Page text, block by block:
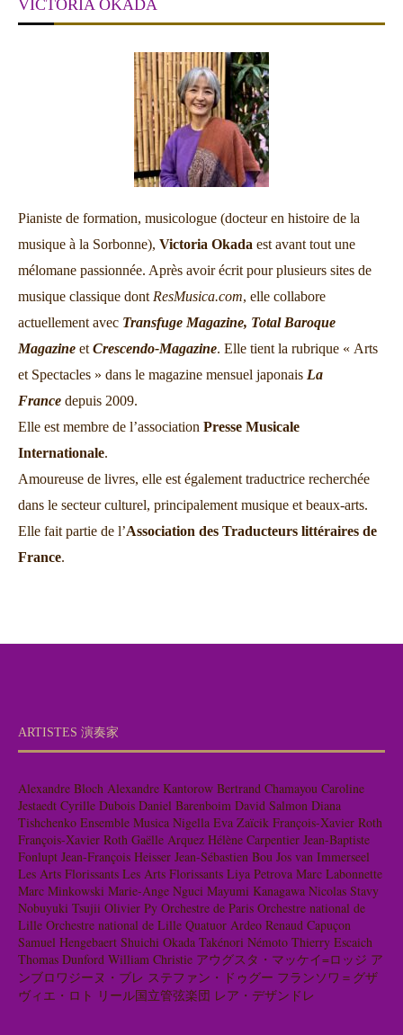
VICTORIA OKADA
Pianiste de formation, musicologue (docteur en histoire de la
musique à la Sorbonne), Victoria Okada est avant tout une
mélomane passionnée. Après avoir écrit pour plusieurs sites de
musique classique dont ResMusica.com, elle collabore
actuellement avec Transfuge Magazine, Total Baroque
Magazine et Crescendo-Magazine. Elle tient la rubrique « Arts
et Spectacles » dans le magazine mensuel japonais La
France depuis 2009.
Elle est membre de l’association Presse Musicale
Internationale.
Amoureuse de livres, elle est également traductrice recherchée
dans le secteur culturel, principalement musique et beaux-arts.
Elle fait partie de l’Association des Traducteurs littéraires de
France.
ARTISTES 演奏家
Alexandre Bloch Alexandre Kantorow Bertrand Chamayou Caroline
Jestaedt Cyrille Dubois Daniel Barenboim David Salmon Diana
Tishchenko Ensemble Musica Nigella Eva Zaïcik François-Xavier Roth
François-Xavier Roth Gaëlle Arquez Hélène Carpentier Jean-Baptiste
Fonlupt Jean-François Heisser Jean-Sébastien Bou Jos van Immerseel
Les Arts Florissants Les Arts Florissants Liya Petrova Marc Labonnette
Marc Minkowski Marie-Ange Nguci Mayumi Kanagawa Nicolas Stavy
Nobuyuki Tsujii Olivier Py Orchestre de Paris Orchestre national de
Lille Orchestre national de Lille Quatuor Ardeo Renaud Capuçon
Samuel Hengebaert Shuichi Okada Takénori Némoto Thierry Escaich
Thomas Dunford William Christie アウグスタ・マッケイ=ロッジ ア
ンブロワジーヌ・ブレ ステファン・ドゥグー フランソワ＝グザ
ヴィエ・ロト リール国立管弦楽団 レア・デザンドレ